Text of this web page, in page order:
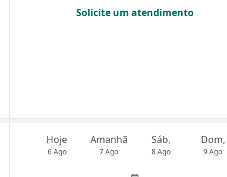
Solicite um atendimento
Hoje
6 Ago
Amanhã
7 Ago
Sáb,
8 Ago
Dom,
9 Ago